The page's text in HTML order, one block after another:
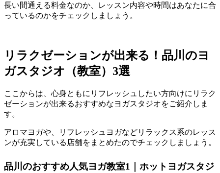
長い間通える料金なのか、レッスン内容や時間はあなたに合
っているのかをチェック しましょう。
リラクゼーションが出来る！品川のヨ
ガスタジオ（教室）3選
ここからは、心身ともにリフレッシュしたい方向けにリラク
ゼーションが出来るおすすめなヨガスタジオをご紹介しま
す。
アロマヨガや、リフレッシュヨガなどリラックス系のレッス
ンが充実している店舗をまとめたのでチェックしましょう。
品川のおすすめ人気ヨガ教室1｜ホットヨガスタジ